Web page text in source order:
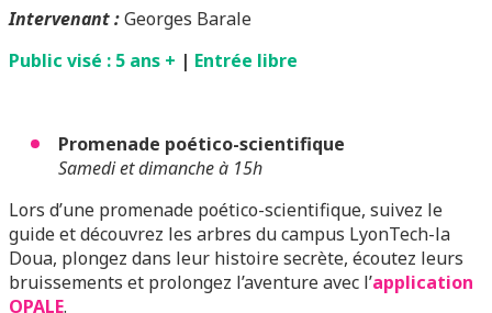
Intervenant :Georges Barale
Public visé : 5 ans + | Entrée libre
Promenade poético-scientifique
Samedi et dimanche à 15h
Lors d’une promenade poético-scientifique, suivez le
guide et découvrez les arbres du campus LyonTech-la
Doua, plongez dans leur histoire secrète, écoutez leurs
bruissements et prolongez l’aventure avec l’application
OPALE.